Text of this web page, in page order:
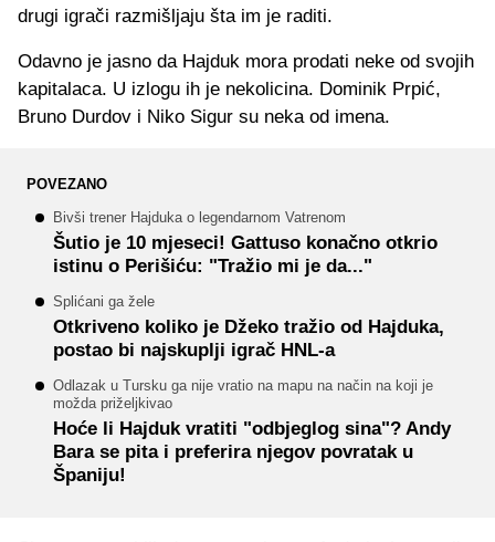
drugi igrači razmišljaju šta im je raditi.
Odavno je jasno da Hajduk mora prodati neke od svojih
kapitalaca. U izlogu ih je nekolicina. Dominik Prpić,
Bruno Durdov i Niko Sigur su neka od imena.
POVEZANO
Bivši trener Hajduka o legendarnom Vatrenom
Šutio je 10 mjeseci! Gattuso konačno otkrio
istinu o Perišiću: "Tražio mi je da..."
Splićani ga žele
Otkriveno koliko je Džeko tražio od Hajduka,
postao bi najskuplji igrač HNL-a
Odlazak u Tursku ga nije vratio na mapu na način na koji je
možda priželjkivao
Hoće li Hajduk vratiti "odbjeglog sina"? Andy
Bara se pita i preferira njegov povratak u
Španiju!